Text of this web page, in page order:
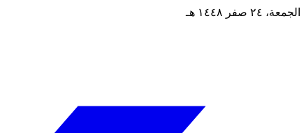
الجمعة، ٢٤ صفر ١٤٤٨ هـ